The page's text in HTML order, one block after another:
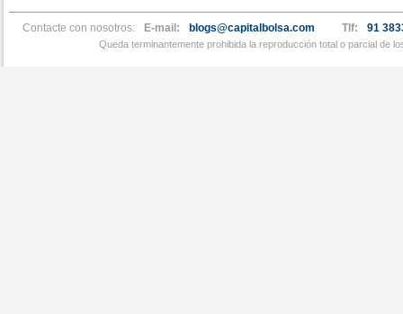
Contacte con nosotros: E-mail: blogs@capitalbolsa.com Tlf: 91
Queda terminantemente prohibida la reproducción total o parcial de